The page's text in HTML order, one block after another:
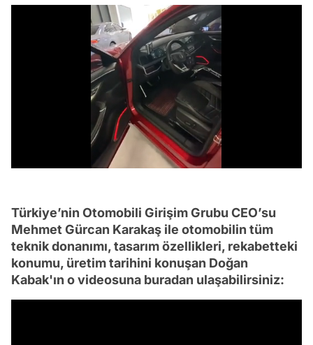
Türkiye’nin Otomobili Girişim Grubu CEO’su
Mehmet Gürcan Karakaş ile otomobilin tüm
teknik donanımı, tasarım özellikleri, rekabetteki
konumu, üretim tarihini konuşan Doğan
Kabak'ın o videosuna buradan ulaşabilirsiniz: